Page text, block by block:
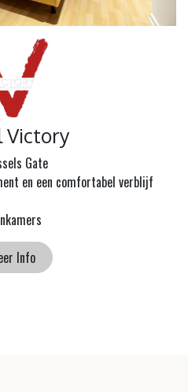
Victory
Gate
en een comfortabel verblijf
Info